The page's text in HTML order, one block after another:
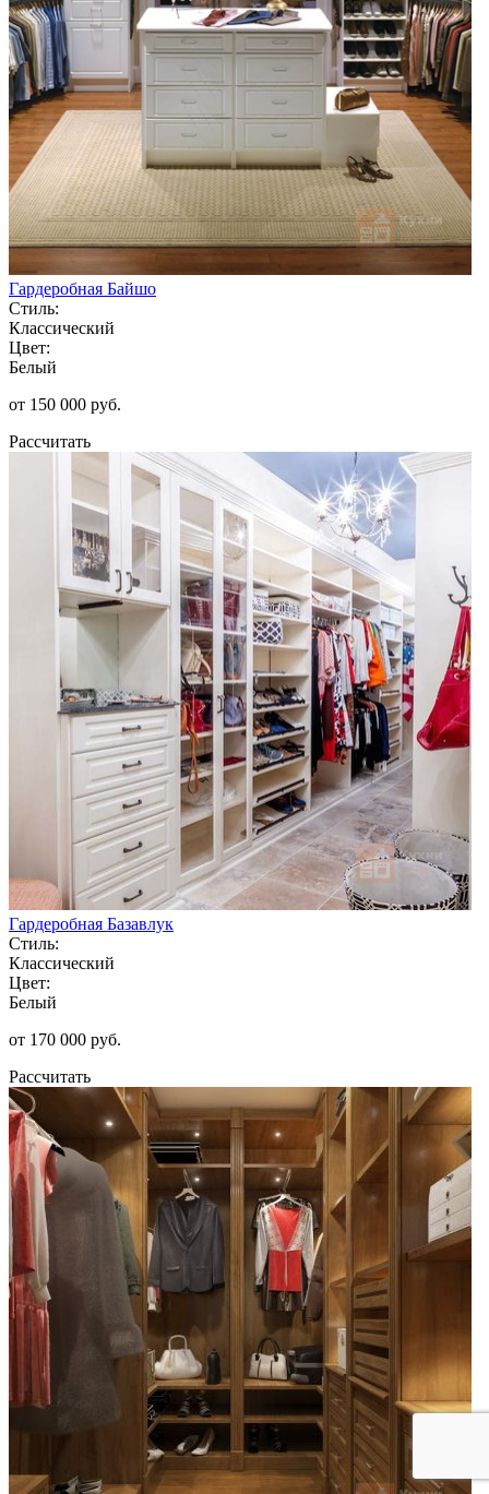
Гардеробная Байшо
Стиль:
Классический
Цвет:
Белый
от 150 000 руб.
Рассчитать
Гардеробная Базавлук
Стиль:
Классический
Цвет:
Белый
от 170 000 руб.
Рассчитать